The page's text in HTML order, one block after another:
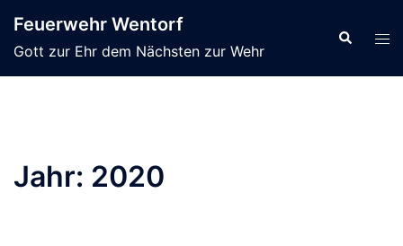
Inhalt
springen
Feuerwehr Wentorf
Gott zur Ehr dem Nächsten zur Wehr
Suche
Jahr: 2020